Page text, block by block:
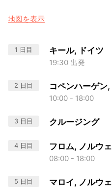
地図を表示
1 日目 キール, ドイツ
19:30 出発
2 日目 コペンハーゲン
10:00 - 18:00
3 日目 クルージング
4 日目 フロム, ノルウ
08:00 - 18:00
5 日目 マロイ, ノルウ